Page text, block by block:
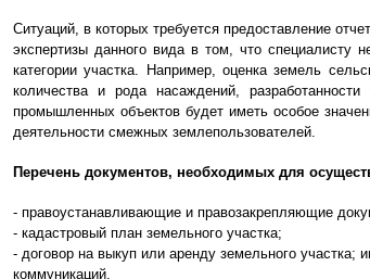
Ситуаций, в которых требуется предоставление
экспертизы данного вида в том, что специалисту
категории участка. Например, оценка земель
количества и рода насаждений,
промышленных объектов будет иметь особое
деятельности смежных землепользователей.
Перечень документов, необходимых для
- правоустанавливающие и правозакрепляющие
- кадастровый план земельного участка;
- договор на выкуп или аренду земельного
коммуникаций.